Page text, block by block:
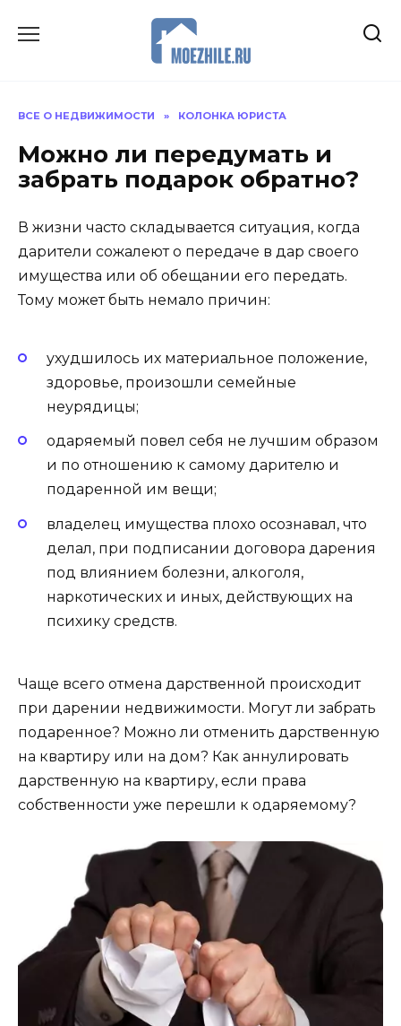
ВСЕ О НЕДВИЖИМОСТИ » КОЛОНКА ЮРИСТА
Можно ли передумать и
забрать подарок обратно?
В жизни часто складывается ситуация, когда
дарители сожалеют о передаче в дар своего
имущества или об обещании его передать.
Тому может быть немало причин:
ухудшилось их материальное положение,
здоровье, произошли семейные
неурядицы;
одаряемый повел себя не лучшим образом
и по отношению к самому дарителю и
подаренной им вещи;
владелец имущества плохо осознавал, что
делал, при подписании договора дарения
под влиянием болезни, алкоголя,
наркотических и иных, действующих на
психику средств.
Чаще всего отмена дарственной происходит
при дарении недвижимости. Могут ли забрать
подаренное? Можно ли отменить дарственную
на квартиру или на дом? Как аннулировать
дарственную на квартиру, если права
собственности уже перешли к одаряемому?